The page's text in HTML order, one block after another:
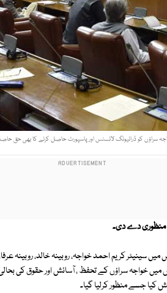
سراؤں کو ڈرائیونگ لائسنس اور پاسپورٹ حاصل کرنے کا بھی حق حاصل
کریم احمد خواجہ، روبینہ خالد، روبینہ
سراؤں کے تحفظ ، آسائش اور حقوق کی بحالی
کیا جسے منظور کرلیا گیا۔